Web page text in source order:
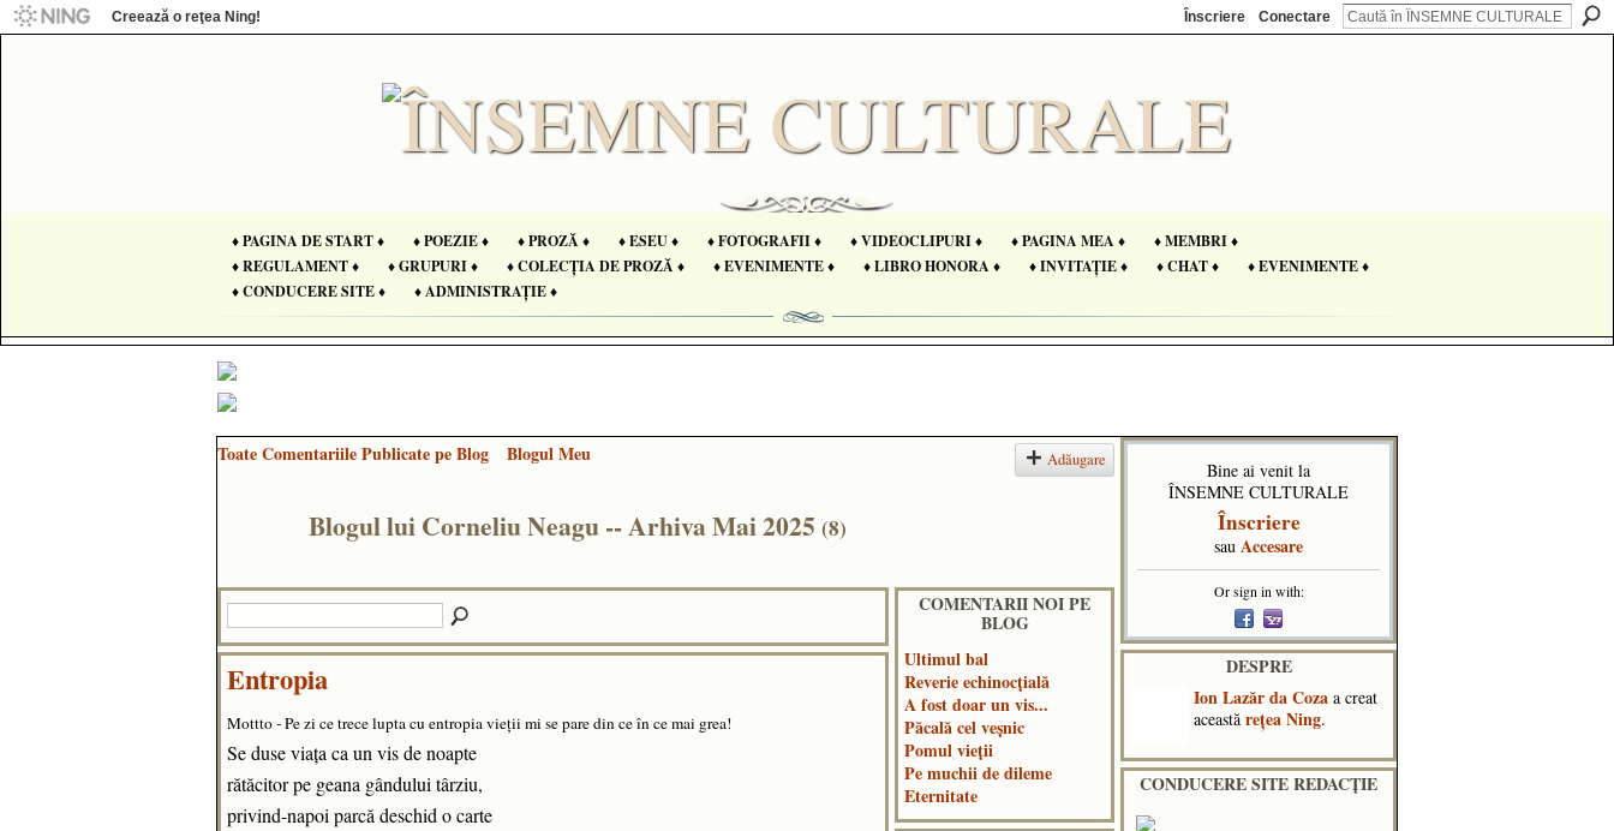
Creează o reţea Ning! Înscriere Conectare
♦ PAGINA DE START ♦ ♦ POEZIE ♦ ♦ PROZĂ ♦ ♦ ESEU ♦ ♦ FOTOGRAFII ♦ ♦ VIDEOCLIPURI ♦ ♦ PAGINA MEA ♦
♦ MEMBRI ♦
♦ REGULAMENT ♦
♦ GRUPURI ♦ ♦ COLECȚIA DE PROZĂ ♦ ♦ EVENIMENTE ♦ ♦ LIBRO HONORA ♦ ♦ INVITAȚIE ♦ ♦ CHAT ♦
♦ EVENIMENTE ♦
♦ CONDUCERE SITE ♦
♦ ADMINISTRAȚIE ♦
Toate Comentariile Publicate pe Blog Blogul Meu Adăugare
Blogul lui Corneliu Neagu -- Arhiva Mai 2025 (8)
Entropia
Mottto - Pe zi ce trece lupta cu entropia vieții mi se pare din ce în ce mai grea!
Se duse viața ca un vis de noapte
rătăcitor pe geana gândului târziu,
privind-napoi parcă deschid o carte
COMENTARII NOI PE
BLOG
Ultimul bal
Reverie echinocțială
A fost doar un vis...
Păcală cel veșnic
Pomul vieții
Pe muchii de dileme
Eternitate
Bine ai venit la
ÎNSEMNE CULTURALE
Înscriere
sau Accesare
Or sign in with:
DESPRE
Ion Lazăr da Coza a creat
această reţea Ning.
CONDUCERE SITE REDACȚIE